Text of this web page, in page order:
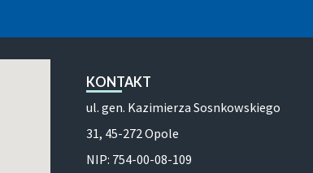
KONTAKT
ul. gen. Kazimierza Sosnkowskiego
31, 45-272 Opole
NIP: 754-00-08-109